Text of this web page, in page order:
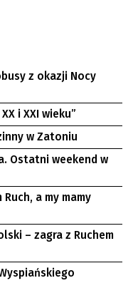
z okazji Nocy
XX i XXI wieku”
w Zatoniu
Ostatni weekend w
a my mamy
– zagra z Ruchem